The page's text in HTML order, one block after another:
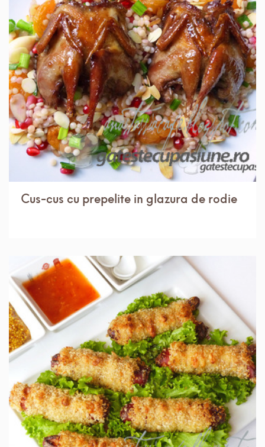
IN 1 ORA. MEDIU 4 PORTII
Cus-cus cu prepelite in glazura de rodie
IN 1 ORA. MEDIU 3 PORTII